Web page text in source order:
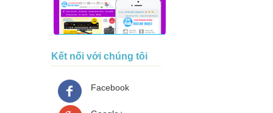
Kết nối với chúng tôi
Facebook